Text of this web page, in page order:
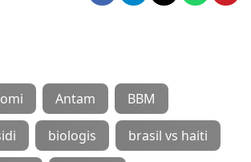
Antam BBM
biologis brasil vs haiti